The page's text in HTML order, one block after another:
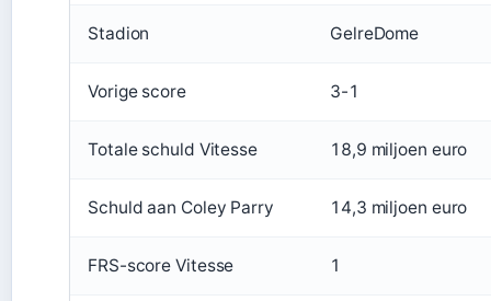
Stadion GelreDome
Vorige score 3-1
Totale schuld Vitesse 18,9 miljoen euro
Schuld aan Coley Parry 14,3 miljoen euro
FRS-score Vitesse 1